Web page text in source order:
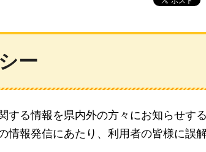
ー
する情報を県内外の方々にお知らせす
情報発信にあたり、利用者の皆様に誤